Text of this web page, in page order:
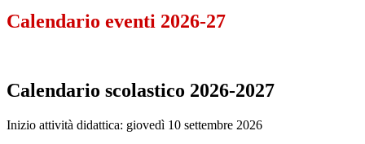
Calendario eventi 2026-27
Calendario scolastico 2026-2027
Inizio attività didattica: giovedì 10 settembre 2026